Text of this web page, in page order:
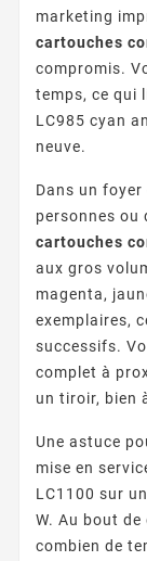
marketing
cartouches
compromis.
temps, ce qui
LC985 cyan
neuve.
Dans un
personnes ou
cartouches
aux gros
magenta,
exemplaires,
successifs.
complet à
un tiroir, bien
Une astuce
mise en
LC1100 sur
W. Au bout
combien de